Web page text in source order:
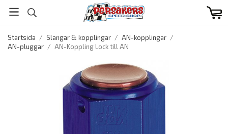
Startsida / Slangar & kopplingar / AN-kopplingar /
AN-pluggar / AN-Koppling Lock till AN